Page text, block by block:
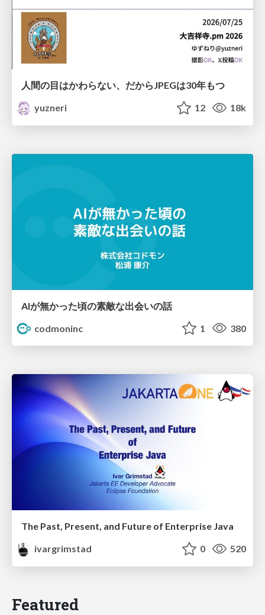
人間の目はかわらない、だからJPEGは30年もつ
yuzneri
12 18k
AIが無かった頃の素敵な出会いの話
codmoninc
1 380
The Past, Present, and Future of Enterprise Java
ivargrimstad
0 520
Featured